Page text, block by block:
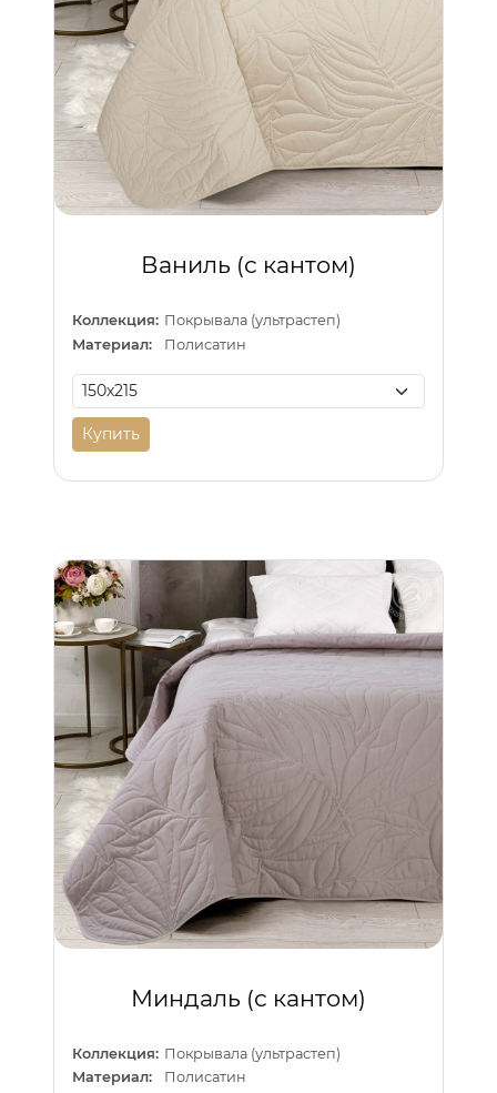
Ваниль (с кантом)
Коллекция: Покрывала (ультрастеп)
Материал:
Полисатин
Купить
Миндаль (с кантом)
Коллекция: Покрывала (ультрастеп)
Материал:
Полисатин